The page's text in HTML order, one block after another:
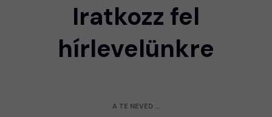
Iratkozz fel
hírlevelünkre